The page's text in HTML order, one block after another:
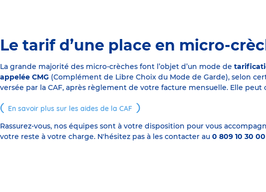
Le tarif d’une place en micro-
La grande majorité des micro-crèches font l’objet d’un mode de
appelée CMG (Complément de Libre Choix du Mode de Garde), selon
versée par la CAF, après règlement de votre facture mensuelle. Elle peut
En savoir plus sur les aides de la CAF
Rassurez-vous, nos équipes sont à votre disposition pour vous
votre reste à votre charge. N'hésitez pas à les contacter au 0 809 10 30